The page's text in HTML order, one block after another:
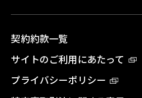
契約約款一覧
サイトのご利用にあたって
プライバシーポリシー